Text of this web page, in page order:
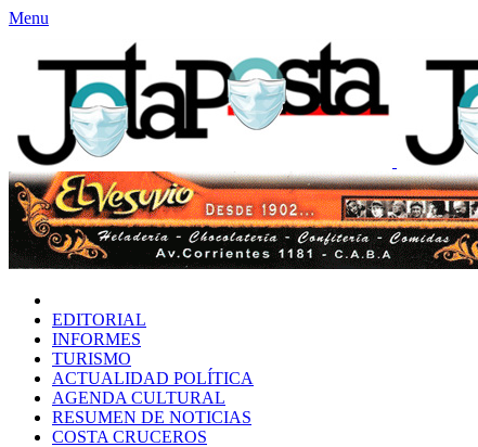
Menu
EDITORIAL
INFORMES
TURISMO
ACTUALIDAD POLÍTICA
AGENDA CULTURAL
RESUMEN DE NOTICIAS
COSTA CRUCEROS